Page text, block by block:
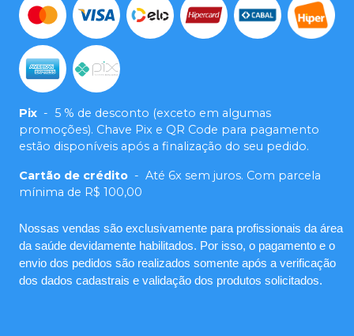
Pix - 5 % de desconto (exceto em algumas
promoções). Chave Pix e QR Code para pagamento
estão disponíveis após a finalização do seu pedido.
Cartão de crédito - Até 6x sem juros. Com parcela
mínima de R$ 100,00
Nossas vendas são exclusivamente para profissionais da área
da saúde devidamente habilitados. Por isso, o pagamento e o
envio dos pedidos são realizados somente após a verificação
dos dados cadastrais e validação dos produtos solicitados.